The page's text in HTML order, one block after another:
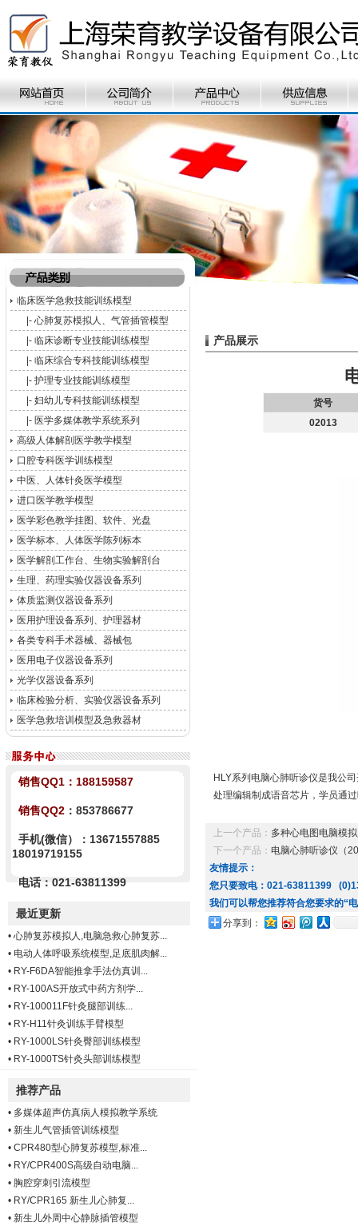
临床医学急救技能训练模型
|- 心肺复苏模拟人、气管插管模型
|- 临床诊断专业技能训练模型
|- 临床综合专科技能训练模型
|- 护理专业技能训练模型
|- 妇幼儿专科技能训练模型
|- 医学多媒体教学系统系列
高级人体解剖医学教学模型
口腔专科医学训练模型
中医、人体针灸医学模型
进口医学教学模型
医学彩色教学挂图、软件、光盘
医学标本、人体医学陈列标本
医学解剖工作台、生物实验解剖台
生理、药理实验仪器设备系列
体质监测仪器设备系列
医用护理设备系列、护理器材
各类专科手术器械、器械包
医用电子仪器设备系列
光学仪器设备系列
临床检验分析、实验仪器设备系列
医学急救培训模型及急救器材
销售QQ1： 188159587
销售QQ2 ：853786677
手机(微信）：13671557885
18019719155
电话：021-63811399
最近更新
• 心肺复苏模拟人,电脑急救心肺复苏...
• 电动人体呼吸系统模型,足底肌肉解...
• RY-F6DA智能推拿手法仿真训...
• RY-100AS开放式中药方剂学...
• RY-100011F针灸腿部训练...
• RY-H11针灸训练手臂模型
• RY-1000LS针灸臀部训练模型
• RY-1000TS针灸头部训练模型
推荐产品
• 多媒体超声仿真病人模拟教学系统
• 新生儿气管插管训练模型
• CPR480型心肺复苏模型,标准...
• RY/CPR400S高级自动电脑...
• 胸腔穿刺引流模型
• RY/CPR165 新生儿心肺复...
• 新生儿外周中心静脉插管模型
产品展示
货号
02013
HLY系列电脑心肺听诊仪是我公
处理编辑制成语音芯片，学员通
上一个产品： 多种心电图电脑模
下一个产品： 电脑心肺听诊仪（
友情提示：
您只要致电：021-63811399
我们可以帮您推荐符合您要求的“
分享到：